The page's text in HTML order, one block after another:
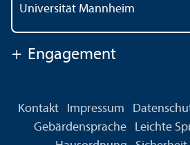
Universität Mannheim
+ Engagement
Kontakt Impressum
Gebärdensprache
Leichte